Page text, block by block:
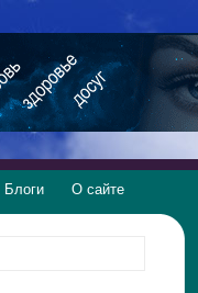
Блоги О сайте